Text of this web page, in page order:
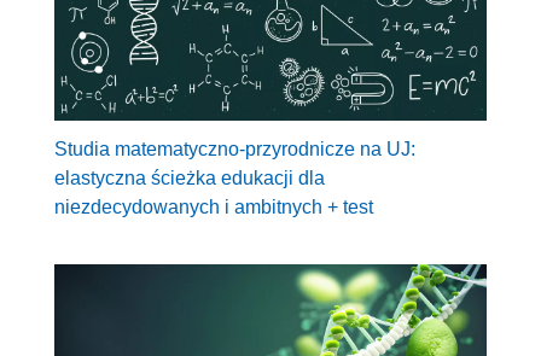
Studia matematyczno-przyrodnicze na UJ:
elastyczna ścieżka edukacji dla
niezdecydowanych i ambitnych + test